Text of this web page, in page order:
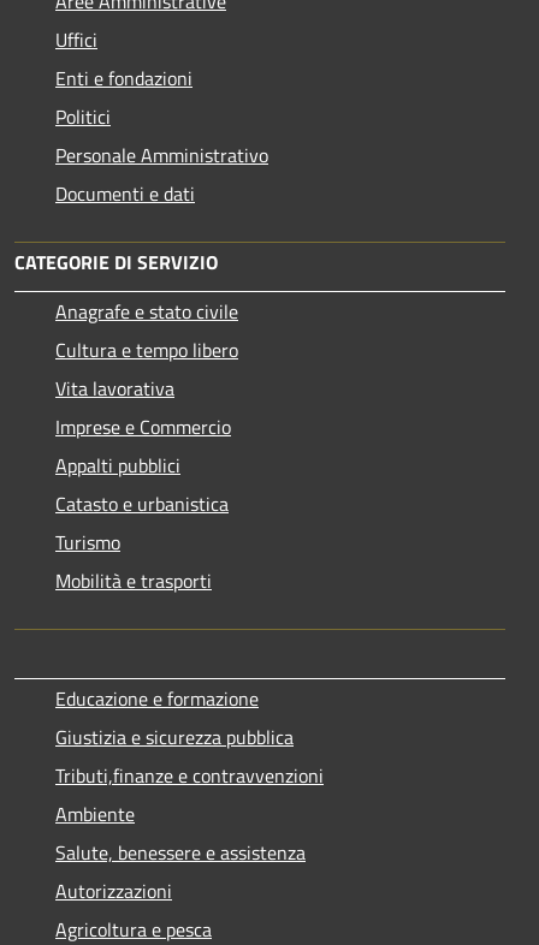
Uffici
Enti e fondazioni
Politici
Personale Amministrativo
Documenti e dati
CATEGORIE DI SERVIZIO
Anagrafe e stato civile
Cultura e tempo libero
Vita lavorativa
Imprese e Commercio
Appalti pubblici
Catasto e urbanistica
Turismo
Mobilità e trasporti
Educazione e formazione
Giustizia e sicurezza pubblica
Tributi,finanze e contravvenzioni
Ambiente
Salute, benessere e assistenza
Autorizzazioni
Agricoltura e pesca